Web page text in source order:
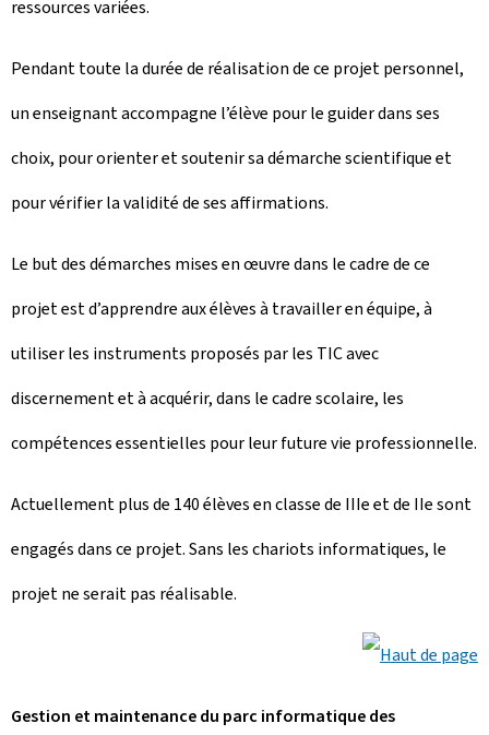
ressources variées.
Pendant toute la durée de réalisation de ce projet personnel,
un enseignant accompagne l’élève pour le guider dans ses
choix, pour orienter et soutenir sa démarche scientifique et
pour vérifier la validité de ses affirmations.
Le but des démarches mises en œuvre dans le cadre de ce
projet est d’apprendre aux élèves à travailler en équipe, à
utiliser les instruments proposés par les TIC avec
discernement et à acquérir, dans le cadre scolaire, les
compétences essentielles pour leur future vie professionnelle.
Actuellement plus de 140 élèves en classe de IIIe et de IIe sont
engagés dans ce projet. Sans les chariots informatiques, le
projet ne serait pas réalisable.
Gestion et maintenance du parc informatique des